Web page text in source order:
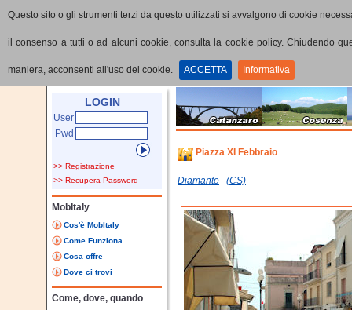
Questo sito o gli strumenti terzi da questo utilizzati si avvalgono di cookie
il consenso a tutti o ad alcuni cookie, consulta la cookie policy. Chiudendo
maniera, acconsenti all'uso dei cookie. ACCETTA Informativa
Dettaglio PoI
LOGIN
User
Pwd
>> Registrazione
>> Recupera Password
MobItaly
Cos'è MobItaly
Come Funziona
Cosa offre
Dove ci trovi
Come, dove, quando
Piazza XI Febbraio
Diamante (CS)